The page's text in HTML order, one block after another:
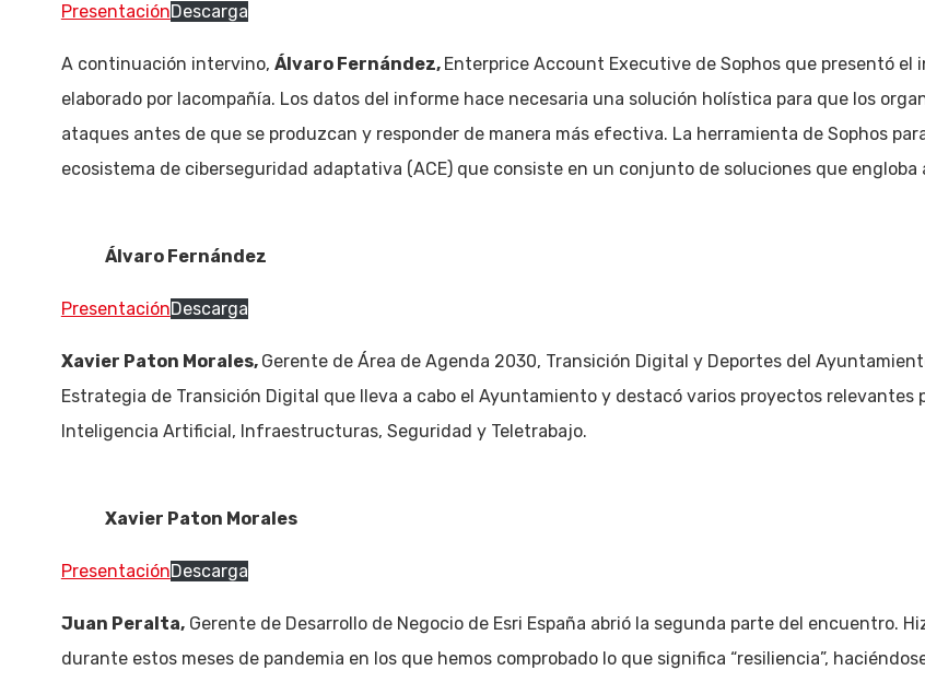
PresentaciónDescarga
A continuación intervino, Álvaro Fernández, Enterprice Account Executive de Sophos que presentó el
elaborado por lacompañía. Los datos del informe hace necesaria una solución holística para que los
ataques antes de que se produzcan y responder de manera más efectiva. La herramienta de Sophos
ecosistema de ciberseguridad adaptativa (ACE) que consiste en un conjunto de soluciones que
Álvaro Fernández
PresentaciónDescarga
Xavier Paton Morales, Gerente de Área de Agenda 2030, Transición Digital y Deportes del
Estrategia de Transición Digital que lleva a cabo el Ayuntamiento y destacó varios proyectos relevantes
Inteligencia Artificial, Infraestructuras, Seguridad y Teletrabajo.
Xavier Paton Morales
PresentaciónDescarga
Juan Peralta,Gerente de Desarrollo de Negocio de Esri España abrió la segunda parte del encuentro.
durante estos meses de pandemia en los que hemos comprobado lo que significa “resiliencia”,